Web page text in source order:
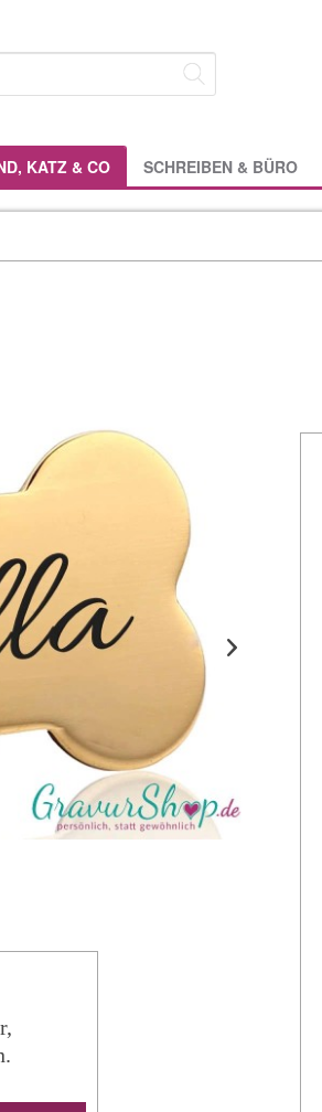
KATZ & CO SCHREIBEN & BÜRO